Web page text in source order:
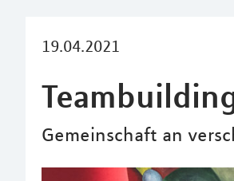
19.04.2021
Gemeinschaft an